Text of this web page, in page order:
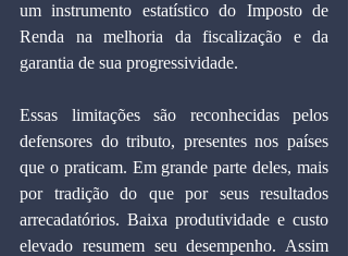
um instrumento estatístico do Imposto de
Renda na melhoria da fiscalização e da
garantia de sua progressividade.
Essas limitações são reconhecidas pelos
defensores do tributo, presentes nos países
que o praticam. Em grande parte deles, mais
por tradição do que por seus resultados
arrecadatórios. Baixa produtividade e custo
elevado resumem seu desempenho. Assim